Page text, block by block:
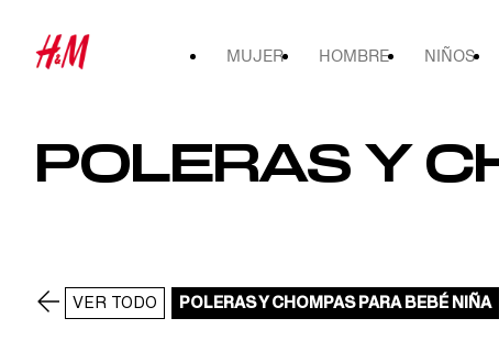
MUJER HOMBRE NIÑOS
POLERAS Y
VER TODO POLERAS Y CHOMPAS PARA BEBÉ NIÑA